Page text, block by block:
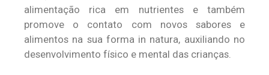
alimentação rica em nutrientes e também
promove o contato com novos sabores e
alimentos na sua forma in natura, auxiliando no
desenvolvimento físico e mental das crianças.